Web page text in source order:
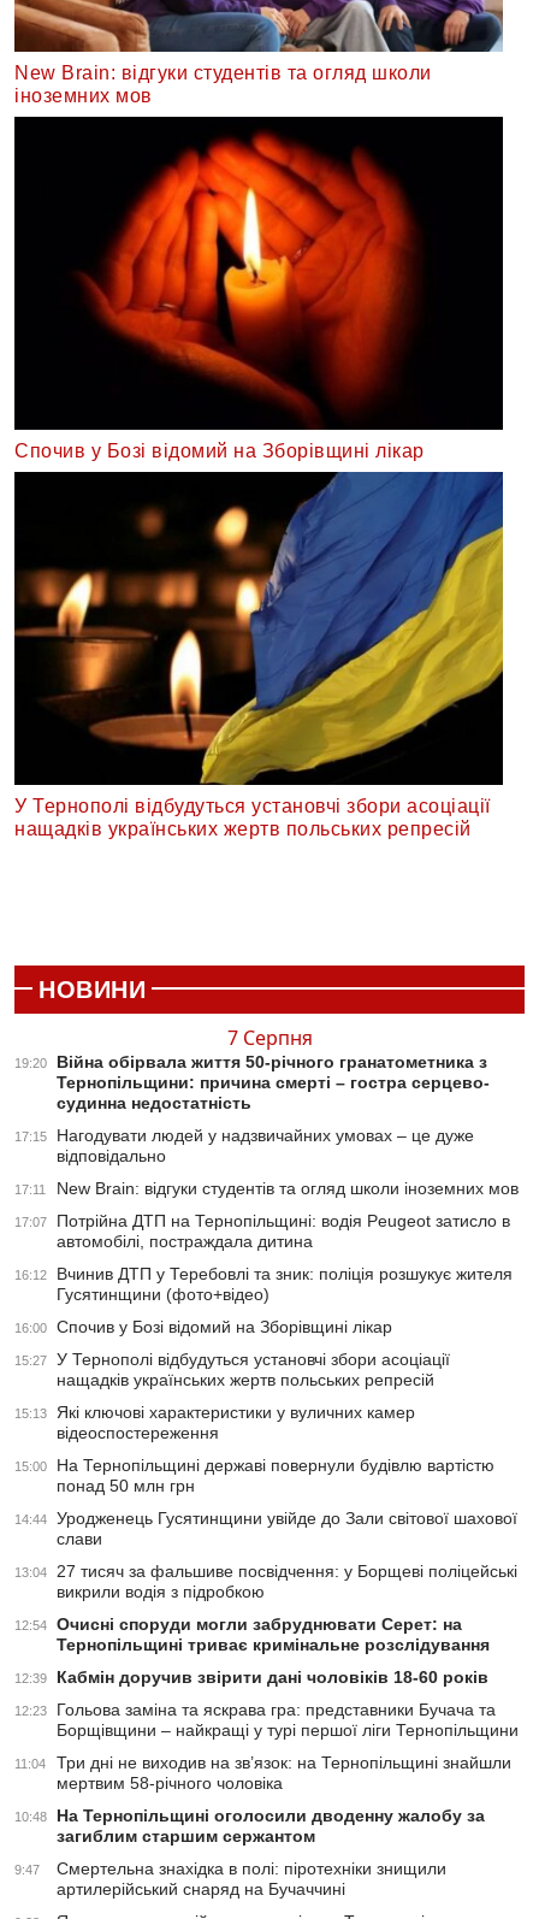
New Brain: відгуки студентів та огляд школи
іноземних мов
Спочив у Бозі відомий на Зборівщині лікар
У Тернополі відбудуться установчі збори асоціації
нащадків українських жертв польських репресій
НОВИНИ
7 Серпня
19:20
Війна обірвала життя 50-річного гранатометника з
Тернопільщини: причина смерті – гостра серцево-
судинна недостатність
17:15
Нагодувати людей у надзвичайних умовах – це дуже
відповідально
17:11 New Brain: відгуки студентів та огляд школи іноземних мов
17:07
Потрійна ДТП на Тернопільщині: водія Peugeot затисло в
автомобілі, постраждала дитина
16:12
Вчинив ДТП у Теребовлі та зник: поліція розшукує жителя
Гусятинщини (фото+відео)
16:00 Спочив у Бозі відомий на Зборівщині лікар
15:27
У Тернополі відбудуться установчі збори асоціації
нащадків українських жертв польських репресій
15:13
Які ключові характеристики у вуличних камер
відеоспостереження
15:00
На Тернопільщині державі повернули будівлю вартістю
понад 50 млн грн
14:44
Уродженець Гусятинщини увійде до Зали світової шахової
слави
13:04
27 тисяч за фальшиве посвідчення: у Борщеві поліцейські
викрили водія з підробкою
12:54
Очисні споруди могли забруднювати Серет: на
Тернопільщині триває кримінальне розслідування
12:39 Кабмін доручив звірити дані чоловіків 18-60 років
12:23
Гольова заміна та яскрава гра: представники Бучача та
Борщівщини – найкращі у турі першої ліги Тернопільщини
11:04
Три дні не виходив на зв’язок: на Тернопільщині знайшли
мертвим 58-річного чоловіка
10:48
На Тернопільщині оголосили дводенну жалобу за
загиблим старшим сержантом
9:47
Смертельна знахідка в полі: піротехніки знищили
артилерійський снаряд на Бучаччині